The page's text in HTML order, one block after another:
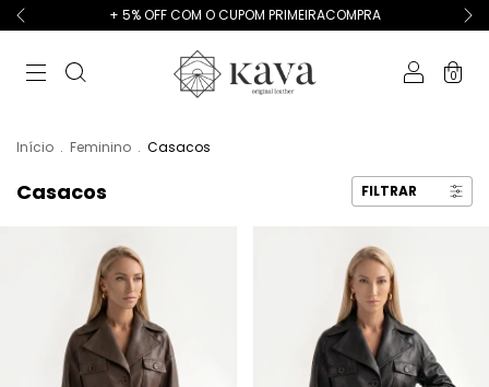
+ 5% OFF COM O CUPOM PRIMEIRACOMPRA
0
Início . Feminino . Casacos
Casacos FILTRAR